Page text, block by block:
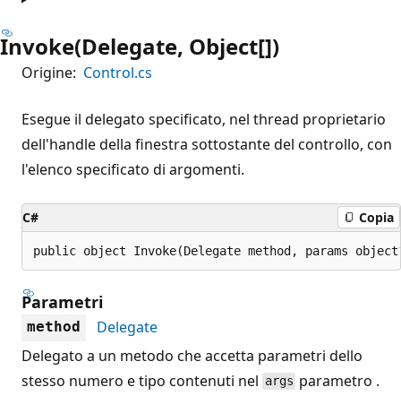
Invoke(Delegate, Object[])
Origine: Control.cs
Esegue il delegato specificato, nel thread proprietario
dell'handle della finestra sottostante del controllo, con
l'elenco specificato di argomenti.
C# Copia
public object Invoke(Delegate method, params
Parametri
method
Delegate
Delegato a un metodo che accetta parametri dello
stesso numero e tipo contenuti nel args parametro .